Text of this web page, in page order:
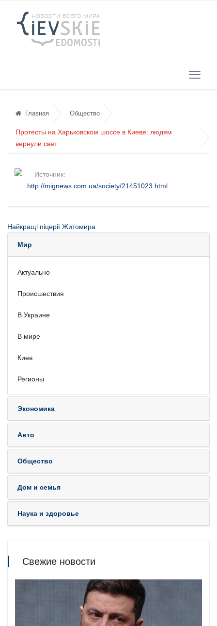
Главная Общество
Протесты на Харьковском шоссе в Киеве: людям
вернули свет
Источник:
http://mignews.com.ua/society/21451023.html
Найкращі піцерії Житомира
Мир
Актуально
Происшествия
В Украине
В мире
Киев
Регионы
Экономика
Авто
Общество
Дом и семья
Наука и здоровье
Свежие новости